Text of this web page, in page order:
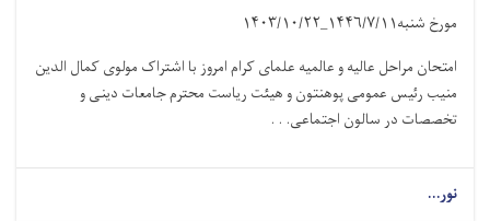
مورخ شنبه۱۴۴۶/۷/۱۱_۱۴۰۳/۱۰/۲۲
امتحان مراحل عالیه و عالمیه علمای کرام امروز با اشتراک مولوی کمال الدین
منیب رئیس عمومی پوهنتون و هیئت ریاست محترم جامعات دینی و
تخصصات در سالون اجتماعی. . .
نور...